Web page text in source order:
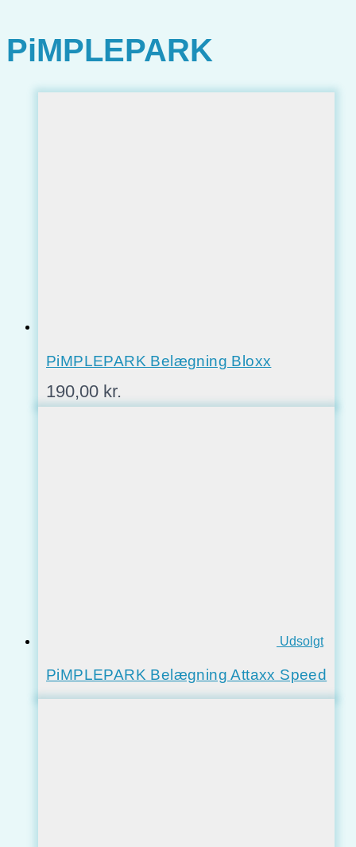
PiMPLEPARK
PiMPLEPARK Belægning Bloxx
190,00 kr.
Udsolgt
PiMPLEPARK Belægning Attaxx Speed